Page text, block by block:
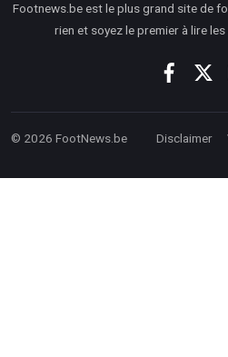
Footnews.be est le plus grand site de
rien et soyez le premier à lire
© 2026 FootNews.be Disclaimer